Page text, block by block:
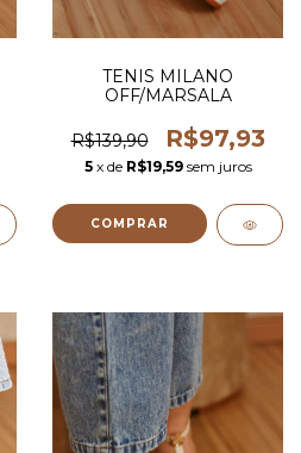
TENIS MILANO
OFF/MARSALA
R$139,90 R$97,93
5 x de R$19,59 sem juros
COMPRAR